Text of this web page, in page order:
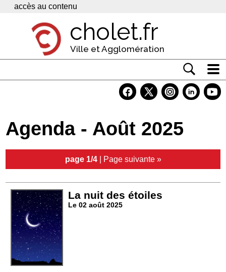
Panneau de gestion des cookies
accès au contenu
cholet.fr
Ville et Agglomération
Economie
Services
Agenda - Août 2025
page 1/4| Page suivante »
La nuit des étoiles
Le 02 août 2025